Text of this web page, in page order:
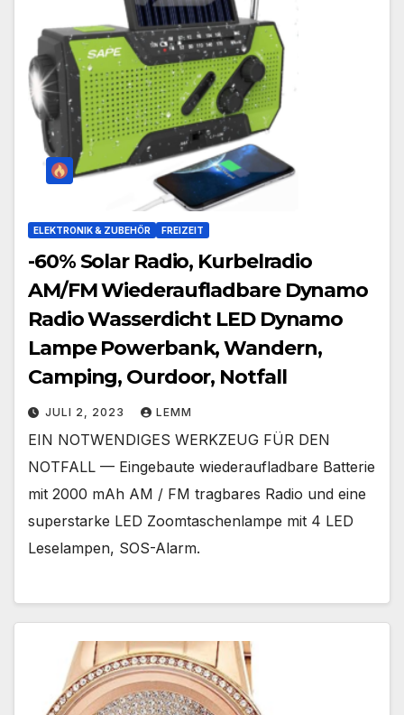
ELEKTRONIK & ZUBEHÖR FREIZEIT
-60% Solar Radio, Kurbelradio
AM/FM Wiederaufladbare Dynamo
Radio Wasserdicht LED Dynamo
Lampe Powerbank, Wandern,
Camping, Ourdoor, Notfall
JULI 2, 2023 LEMM
EIN NOTWENDIGES WERKZEUG FÜR DEN
NOTFALL — Eingebaute wiederaufladbare Batterie
mit 2000 mAh AM / FM tragbares Radio und eine
superstarke LED Zoomtaschenlampe mit 4 LED
Leselampen, SOS-Alarm.